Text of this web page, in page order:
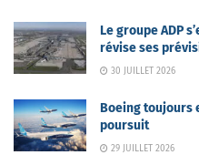
Le groupe ADP
révise ses
30 JUILLET 2026
Boeing toujours
poursuit
29 JUILLET 2026